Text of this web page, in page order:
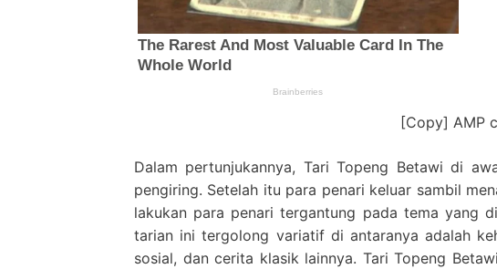
[Copy] AMP
Dalam pertunjukannya, Tari Topeng Betawi di
pengiring. Setelah itu para penari keluar sambil
lakukan para penari tergantung pada tema yang
tarian ini tergolong variatif di antaranya adalah
sosial, dan cerita klasik lainnya. Tari Topeng